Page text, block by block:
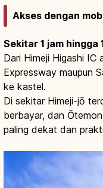
Akses dengan
Sekitar 1 jam hingga
Dari Himeji Higashi IC
Expressway maupun
ke kastel.
Di sekitar Himeji-jō
berbayar, dan
paling dekat dan